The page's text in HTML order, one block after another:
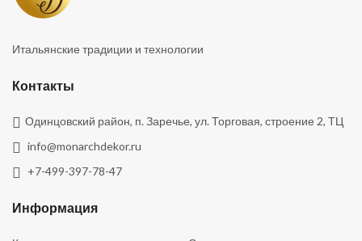
Итальянские традиции и технологии
Контакты
Одинцовский район, п. Заречье, ул. Торговая, строение 2, ТЦ
info@monarchdekor.ru
+7-499-397-78-47
Информация